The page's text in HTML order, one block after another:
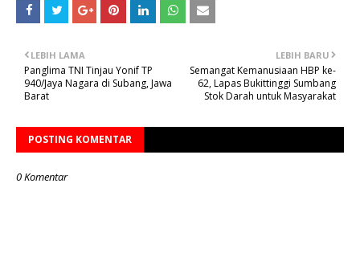
LEBIH BARU
Semangat Kemanusiaan HBP ke-
62, Lapas Bukittinggi Sumbang
Stok Darah untuk Masyarakat
LEBIH LAMA
Panglima TNI Tinjau Yonif TP
940/Jaya Nagara di Subang, Jawa
Barat
POSTING KOMENTAR
0 Komentar